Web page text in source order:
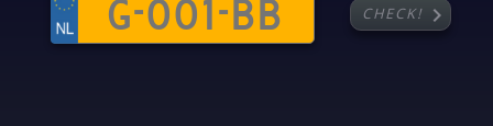
CHECK! chevron_right